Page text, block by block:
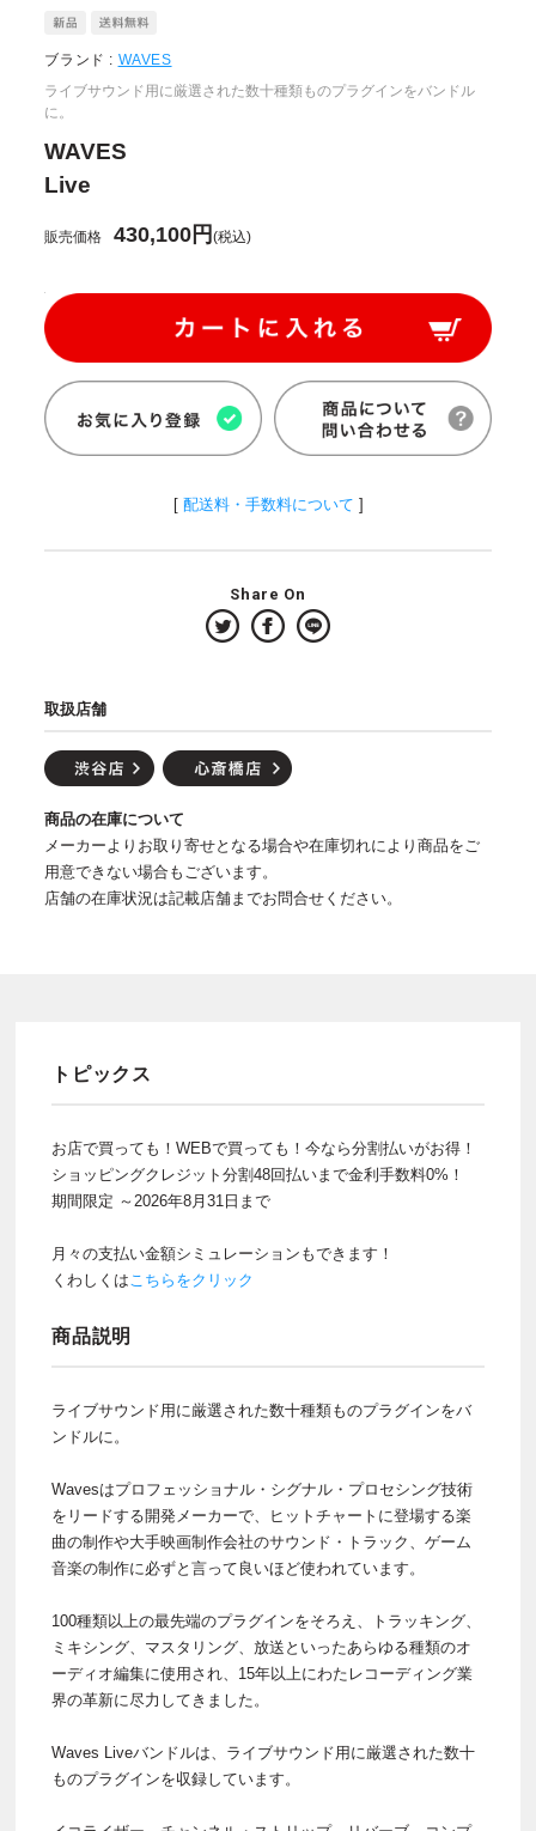
ブランド : WAVES
ライブサウンド用に厳選された数十種類ものプラグインをバンドル
に。
WAVES
Live
販売価格 430,100円(税込)
[ 配送料・手数料について ]
Share On
取扱店舗
商品の在庫について
メーカーよりお取り寄せとなる場合や在庫切れにより商品をご
用意できない場合もございます。
店舗の在庫状況は記載店舗までお問合せください。
トピックス
お店で買っても！WEBで買っても！今なら分割払いがお得！
ショッピングクレジット分割48回払いまで金利手数料0%！
期間限定 ～2026年8月31日まで
月々の支払い金額シミュレーションもできます！
くわしくはこちらをクリック
商品説明
ライブサウンド用に厳選された数十種類ものプラグインをバ
ンドルに。
Wavesはプロフェッショナル・シグナル・プロセシング技術
をリードする開発メーカーで、ヒットチャートに登場する楽
曲の制作や大手映画制作会社のサウンド・トラック、ゲーム
音楽の制作に必ずと言って良いほど使われています。
100種類以上の最先端のプラグインをそろえ、トラッキング、
ミキシング、マスタリング、放送といったあらゆる種類のオ
ーディオ編集に使用され、15年以上にわたレコーディング業
界の革新に尽力してきました。
Waves Liveバンドルは、ライブサウンド用に厳選された数十
ものプラグインを収録しています。